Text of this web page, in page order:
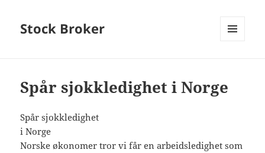
Stock Broker
Spår sjokkledighet i Norge
Spår sjokkledighet
i Norge
Norske økonomer tror vi får en arbeidsledighet som